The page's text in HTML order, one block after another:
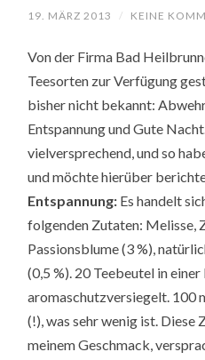
19. MÄRZ 2013 / KEINE
Von der Firma Bad
Teesorten zur Verfügung
bisher nicht bekannt:
Entspannung und Gute
vielversprechend, und so
und möchte hierüber
Entspannung: Es handelt
folgenden Zutaten: Melisse,
Passionsblume (3 %),
(0,5 %). 20 Teebeutel in einer
aromaschutzversiegelt. 100
(!), was sehr wenig ist. Diese
meinem Geschmack,